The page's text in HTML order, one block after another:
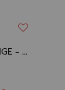
VERSELE-LAGA - PRESTIGE - Sticks Grandes Perruches Noix & Miel